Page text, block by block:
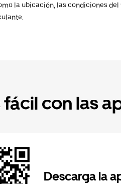
la ubicación, las condiciones
fácil con las
Descarga la